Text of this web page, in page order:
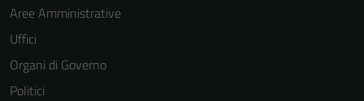
Aree Amministrative
Uffici
Organi di Governo
Politici